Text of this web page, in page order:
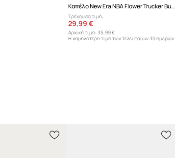
Καπέλο New Era NBA Flower Trucker Bulls
Τρέχουσα τιμή:
29,99 €
Αρχική τιμή: 35,99 €
Η χαμηλότερη τιμή των τελευταίων 30 ημερών